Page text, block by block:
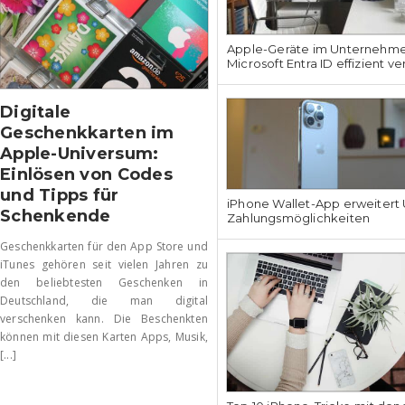
Digitale
Geschenkkarten im
Apple-Universum:
Einlösen von Codes
und Tipps für
Schenkende
Geschenkkarten für den App Store und
iTunes gehören seit vielen Jahren zu
den beliebtesten Geschenken in
Deutschland, die man digital
verschenken kann. Die Beschenkten
können mit diesen Karten Apps, Musik,
[...]
Apple-Geräte im
Microsoft Entra ID effizient
iPhone Wallet-App erweitert
Zahlungsmöglichkeiten